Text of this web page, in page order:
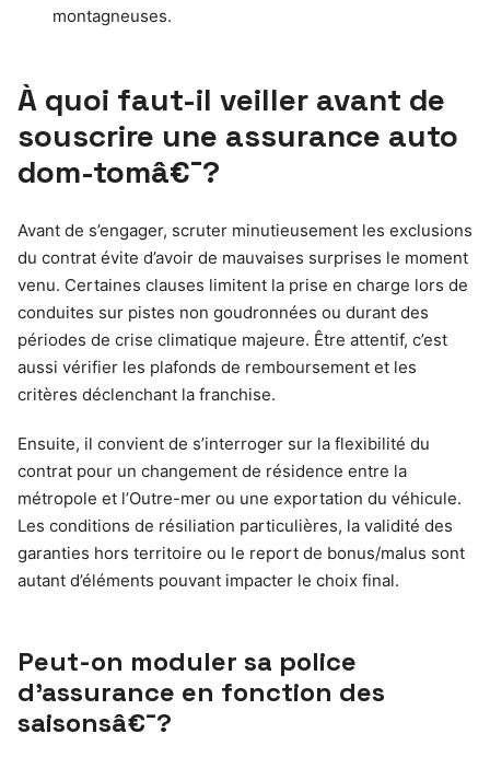
montagneuses.
À quoi faut-il veiller avant de
souscrire une assurance auto
dom-tomâ€¯?
Avant de s’engager, scruter minutieusement les exclusions
du contrat évite d’avoir de mauvaises surprises le moment
venu. Certaines clauses limitent la prise en charge lors de
conduites sur pistes non goudronnées ou durant des
périodes de crise climatique majeure. Être attentif, c’est
aussi vérifier les plafonds de remboursement et les
critères déclenchant la franchise.
Ensuite, il convient de s’interroger sur la flexibilité du
contrat pour un changement de résidence entre la
métropole et l’Outre-mer ou une exportation du véhicule.
Les conditions de résiliation particulières, la validité des
garanties hors territoire ou le report de bonus/malus sont
autant d’éléments pouvant impacter le choix final.
Peut-on moduler sa police
d’assurance en fonction des
saisonsâ€¯?